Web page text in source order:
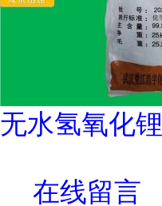
无水氢氧化锂
在线留言